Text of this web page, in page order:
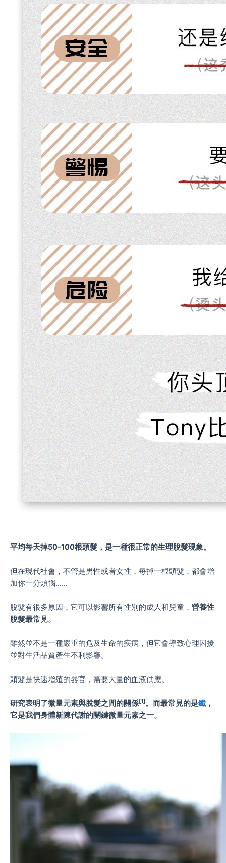
平均每天掉50-100根頭髮，是一種很正常的生理脫髮現象。
但在現代社會，不管是男性或者女性，每掉一根頭髮，都會增
加你一分煩惱……
脫髮有很多原因，它可以影響所有性別的成人和兒童， 營養性
脫髮最常見。
雖然並不是一種嚴重的危及生命的疾病，但它會導致心理困擾
並對生活品質產生不利影響。
頭髮是快速增殖的器官，需要大量的血液供應。
研究表明了微量元素與脫髮之間的關係[1]。而最常見的是鐵 ，
它是我們身體新陳代謝的關鍵微量元素之一。